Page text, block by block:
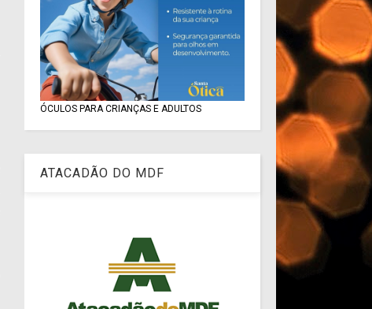
ÓCULOS PARA CRIANÇAS E ADULTOS
ATACADÃO DO MDF